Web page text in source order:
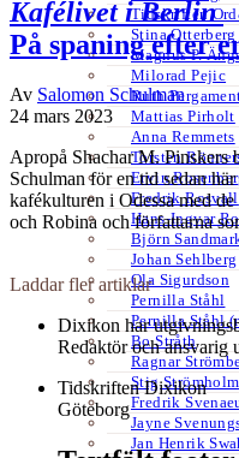
Tidskriften
Stina Otterberg
Magnus P.
Milorad Pejic
Ruth
Mattias Pirholt
Anna Remmets
Torsten
Ervin
Fredrik Rosvall
Hans-Ingvar
Björn
Johan Sehlberg
Ola Sigurdson
Pernilla Ståhl
Pernilla Ståhl
Bo Stråth
Ragnar
Stig Strömholm
Fredrik
Jayne
Jan Henrik
Kafélivet i Berlin
På spaning efter
Av Salomon Schulman
24 mars 2023
Apropå Shachar M.
Schulman för en tid sedan
kafékulturen i Odessa med
och Robina och författarna
Laddar fler artiklar
Dixikon har
Redaktör och ansvarig
Tidskriften Dixikon
Göteborg